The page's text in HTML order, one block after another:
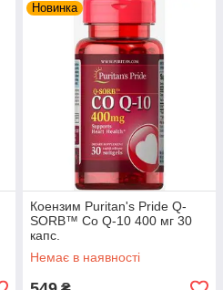
Новинка
Коензим Puritan's Pride Q-
SORB™ Co Q-10 400 мг 30
капс.
Немає в наявності